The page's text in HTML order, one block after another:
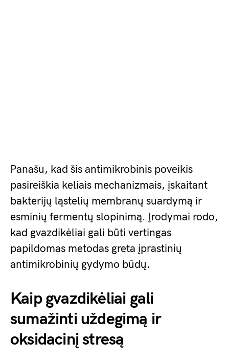
Panašu, kad šis antimikrobinis poveikis
pasireiškia keliais mechanizmais, įskaitant
bakterijų ląstelių membranų suardymą ir
esminių fermentų slopinimą. Įrodymai rodo,
kad gvazdikėliai gali būti vertingas
papildomas metodas greta įprastinių
antimikrobinių gydymo būdų.
Kaip gvazdikėliai gali
sumažinti uždegimą ir
oksidacinį stresą